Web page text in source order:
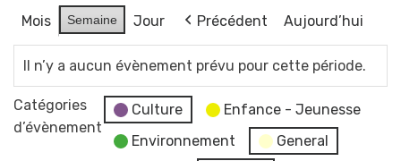
Mois Semaine Jour Précédent Aujourd’hui
Il n’y a aucun évènement prévu pour cette période.
Catégories
d’évènement
Culture
Enfance - Jeunesse
Environnement
General